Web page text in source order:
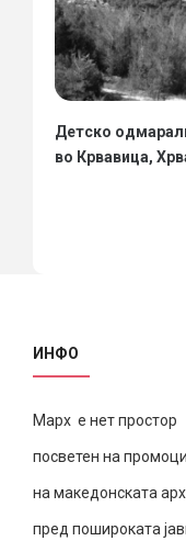
Детско
во Крвавица,
ИНФО
Марх е нет простор
посветен на
на македонската
пред пошироката